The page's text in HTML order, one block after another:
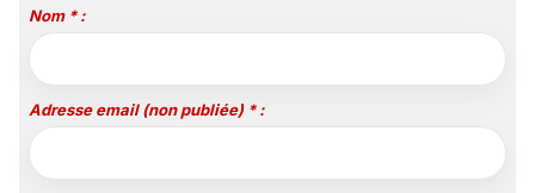
Nom * :
Adresse email (non publiée) * :